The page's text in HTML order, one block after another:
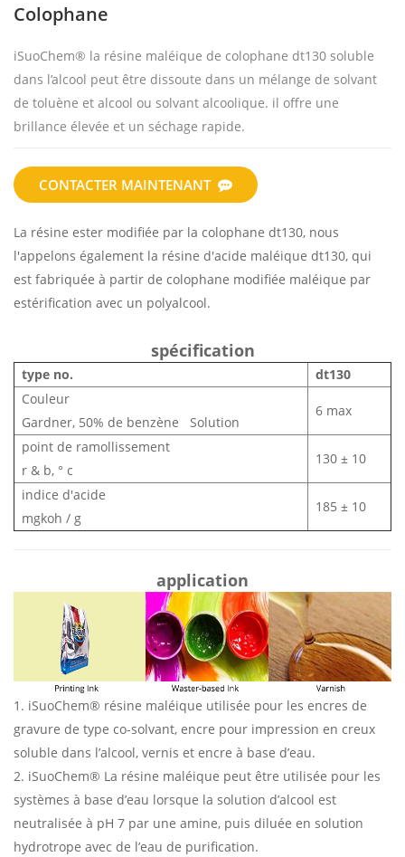
Colophane
iSuoChem® la résine maléique de colophane dt130 soluble
dans l’alcool peut être dissoute dans un mélange de solvant
de toluène et alcool ou solvant alcoolique. il offre une
brillance élevée et un séchage rapide.
CONTACTER MAINTENANT
La résine ester modifiée par la colophane dt130, nous
l'appelons également la résine d'acide maléique dt130, qui
est fabriquée à partir de colophane modifiée maléique par
estérification avec un polyalcool.
spécification
type no.
dt130
Couleur
Gardner, 50% de benzène Solution
6 max
point de ramollissement
r & b, ° c
130 ± 10
indice d'acide
mgkoh / g
185 ± 10
application
1. iSuoChem® résine maléique utilisée pour les encres de
gravure de type co-solvant, encre pour impression en creux
soluble dans l’alcool, vernis et encre à base d’eau.
2. iSuoChem® La résine maléique peut être utilisée pour les
systèmes à base d’eau lorsque la solution d’alcool est
neutralisée à pH 7 par une amine, puis diluée en solution
hydrotrope avec de l’eau de purification.